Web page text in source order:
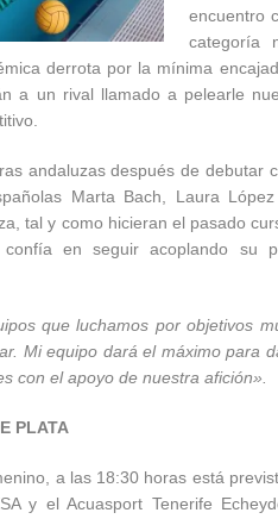
encuentro
categoría
derrota por la mínima
a un rival llamado a pelearle
andaluzas después de debutar
Marta Bach, Laura
tal y como hicieran el pasado
confía en seguir acoplando su
que luchamos por objetivos
Mi equipo dará el máximo para
con el apoyo de nuestra afición».
PLATA
a las 18:30 horas está
y el Acuasport Tenerife